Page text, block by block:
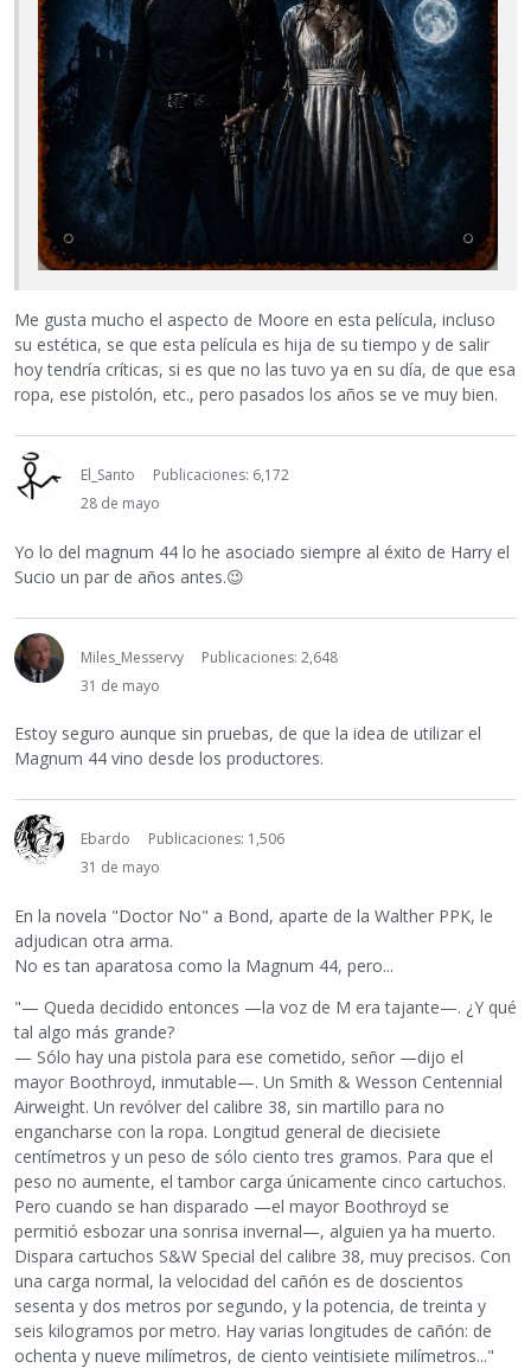
Me gusta mucho el aspecto de Moore en esta película, incluso
su estética, se que esta película es hija de su tiempo y de salir
hoy tendría críticas, si es que no las tuvo ya en su día, de que esa
ropa, ese pistolón, etc., pero pasados los años se ve muy bien.
El_Santo
Publicaciones: 6,172
28 de mayo
Yo lo del magnum 44 lo he asociado siempre al éxito de Harry el
Sucio un par de años antes.😉
Miles_Messervy
Publicaciones: 2,648
31 de mayo
Estoy seguro aunque sin pruebas, de que la idea de utilizar el
Magnum 44 vino desde los productores.
Ebardo
Publicaciones: 1,506
31 de mayo
En la novela "Doctor No" a Bond, aparte de la Walther PPK, le
adjudican otra arma.
No es tan aparatosa como la Magnum 44, pero...
"— Queda decidido entonces —la voz de M era tajante—. ¿Y qué
tal algo más grande?
— Sólo hay una pistola para ese cometido, señor —dijo el
mayor Boothroyd, inmutable—. Un Smith & Wesson Centennial
Airweight. Un revólver del calibre 38, sin martillo para no
engancharse con la ropa. Longitud general de diecisiete
centímetros y un peso de sólo ciento tres gramos. Para que el
peso no aumente, el tambor carga únicamente cinco cartuchos.
Pero cuando se han disparado —el mayor Boothroyd se
permitió esbozar una sonrisa invernal—, alguien ya ha muerto.
Dispara cartuchos S&W Special del calibre 38, muy precisos. Con
una carga normal, la velocidad del cañón es de doscientos
sesenta y dos metros por segundo, y la potencia, de treinta y
seis kilogramos por metro. Hay varias longitudes de cañón: de
ochenta y nueve milímetros, de ciento veintisiete milímetros..."